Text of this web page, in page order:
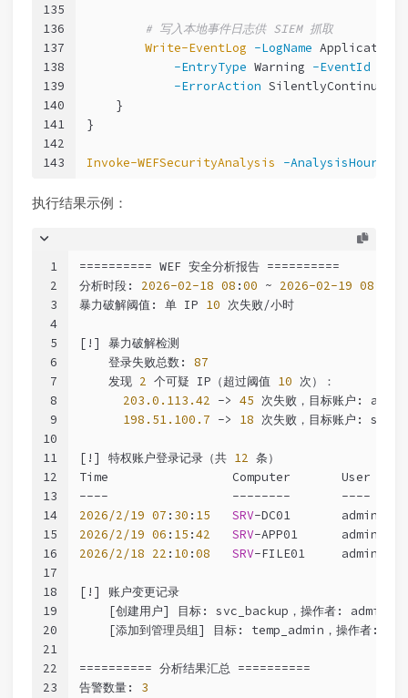
135
136
137
138
139
140
141
142
143
# 写入本地事件日志供 SIEM 抓取
Write-EventLog -LogName Application
-EntryType Warning -EventId
-ErrorAction SilentlyContinue
    }
}
Invoke-WEFSecurityAnalysis -AnalysisHours
执行结果示例：
1
2
3
4
5
6
7
8
9
10
11
12
13
14
15
16
17
18
19
20
21
22
23
========== WEF 安全分析报告 ==========
分析时段: 2026-02-18 08 :00 ~ 2026-02-19 08
暴力破解阈值: 单 IP 10 次失败/小时
[!] 暴力破解检测
    登录失败总数:
87
    发现
2 个可疑 IP（超过阈值 10 次）：
203.0.113.42 -> 45 次失败，目标账户:
198.51.100.7 -> 18 次失败，目标账户: sa,
[!] 特权账户登录记录（共 12 条）
Time                 Computer       User
----                 --------       ----
2026/2/19 07 : 30 : 15 SRV-DC01
2026/2/19 06 : 15 :42 SRV-APP01
2026/2/18 22 : 10 :08 SRV-FILE01
[!] 账户变更记录
[创建用户] 目标: svc_backup，操作者:
[添加到管理员组] 目标: temp_admin，操作者:
========== 分析结果汇总 ==========
告警数量: 3